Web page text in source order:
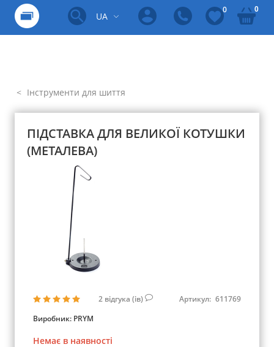
UA
0 0
Інструменти для шиття
ПІДСТАВКА ДЛЯ ВЕЛИКОЇ КОТУШКИ
(МЕТАЛЕВА)
2 відгука (ів) Артикул: 611769
Виробник: PRYM
Немає в наявності